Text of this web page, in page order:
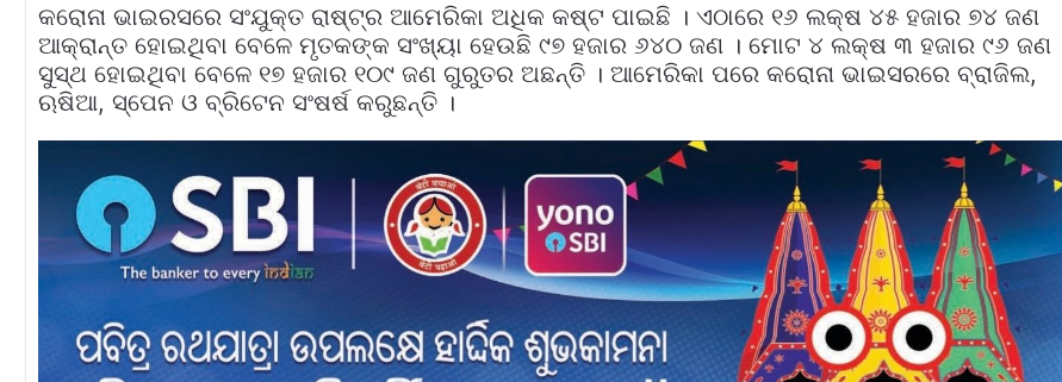
କରୋନା ଭାଇରସରେ ସଂଯୁକ୍ତ ରାଷ୍ଟ୍ର ଆମେରିକା ଅଧିକ କଷ୍ଟ ପାଇଛି । ଏଠାରେ ୧୬ ଲକ୍ଷ ୪୫ ହଜାର ୭୪ ଜଣ
ଆକ୍ରାନ୍ତ ହୋଇଥିବା ବେଳେ ମୃତକଙ୍କ ସଂଖ୍ୟା ହେଉଛି ୯୭ ହଜାର ୬୪୦ ଜଣ । ମୋଟ ୪ ଲକ୍ଷ ୩ ହଜାର ୯୬ ଜଣ
ସୁସ୍ଥ ହୋଇଥିବା ବେଳେ ୧୭ ହଜାର ୧୦୯ ଜଣ ଗୁରୁତର ଅଛନ୍ତି । ଆମେରିକା ପରେ କରୋନା ଭାଇସରରେ ବ୍ରାଜିଲ,
ଋଷିଆ, ସ୍ପେନ ଓ ବ୍ରିଟେନ ସଂଷର୍ଷ କରୁଛନ୍ତି ।